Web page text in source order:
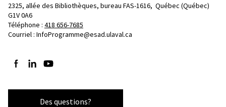
2325, allée des Bibliothèques, bureau FAS-1616, Québec (Québec)
G1V 0A6
Téléphone : 418 656-7685
Courriel : InfoProgramme@esad.ulaval.ca
Suivez-nous sur Facebook
Suivez-nous sur LinkedIn
Suivez-nous sur YouTube
Des questions?